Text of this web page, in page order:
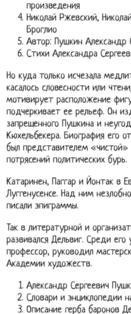
произведения
Николай Ржевский,
Броглио
Автор: Пушкин Александр
Стихи Александра
Но куда только исчезала
касалось словесности или
мотивирует расположение
подчеркивает ее рельеф. Он
запрещенного Пушкина и
Кюхельбекера. Биография его
был представителем «чистой»
потрясений политических бурь.
Катаринен, Паггар и Йонтак в
Луггенусенсе. Над ним
писали эпиграммы.
Так в литературной и
развивался Дельвиг. Среди его
профессор, руководил
Академии художеств.
Александр Сергеевич
Словари и энциклопедии
Описание герба баронов